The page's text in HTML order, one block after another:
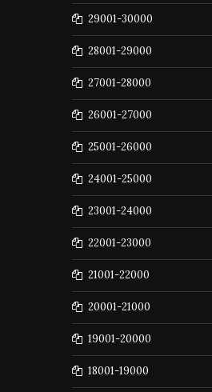
29001-30000
28001-29000
27001-28000
26001-27000
25001-26000
24001-25000
23001-24000
22001-23000
21001-22000
20001-21000
19001-20000
18001-19000